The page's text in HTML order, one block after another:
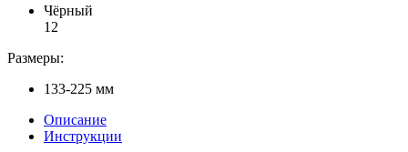
Чёрный
1 2
Размеры:
133-225 мм
Описание
Инструкции